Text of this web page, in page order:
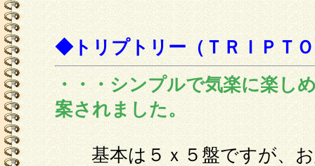
◆トリプトリー（ＴＲＩＰＴ
・・・シンプルで気楽に楽し
案されました。
基本は５ｘ５盤ですが、お